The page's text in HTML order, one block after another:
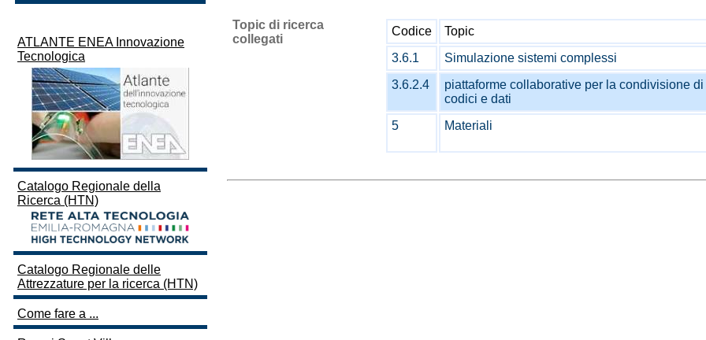
ATLANTE ENEA Innovazione
Tecnologica
Catalogo Regionale della
Ricerca (HTN)
Catalogo Regionale delle
Attrezzature per la ricerca (HTN)
Come fare a ...
Topic di ricerca
collegati
Codice
Topic
3.6.1
Simulazione sistemi complessi
3.6.2.4
piattaforme collaborative per la condivisione di
codici e dati
5
Materiali